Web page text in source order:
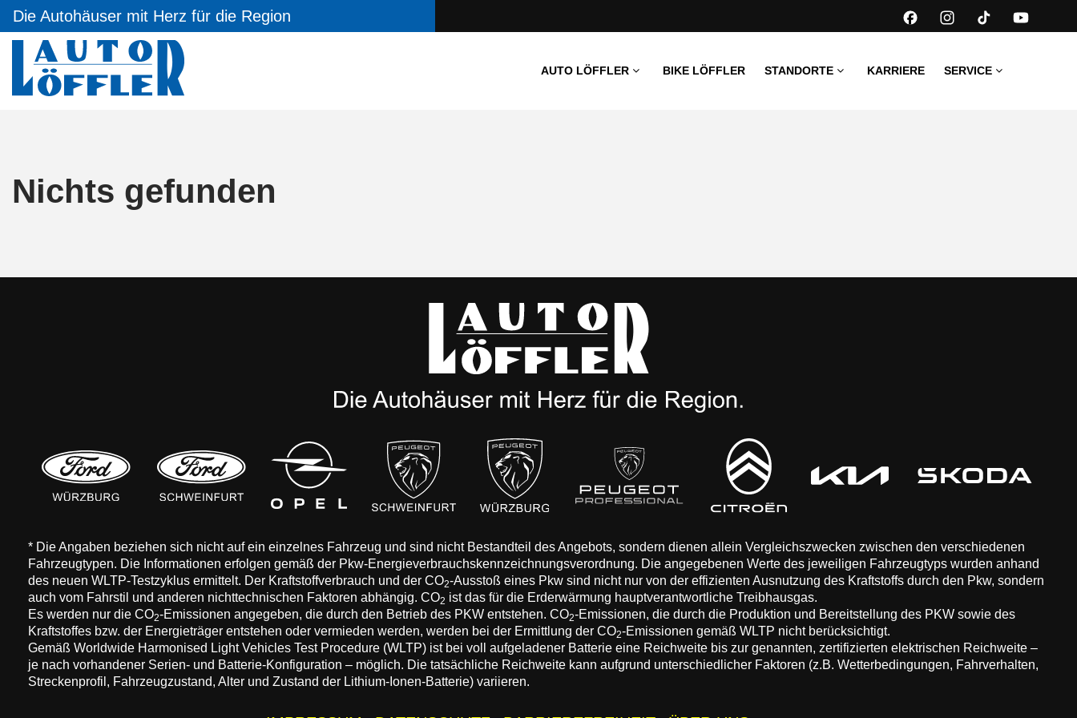
Die Autohäuser mit Herz für die Region
AUTO LÖFFLER BIKE LÖFFLER STANDORTE KARRIERE SERVICE
Nichts gefunden
* Die Angaben beziehen sich nicht auf ein einzelnes Fahrzeug und sind nicht Bestandteil des Angebots, sondern dienen allein Vergleichszwecken zwischen den verschiedenen
Fahrzeugtypen. Die Informationen erfolgen gemäß der Pkw-Energieverbrauchskennzeichnungsverordnung. Die angegebenen Werte des jeweiligen Fahrzeugtyps wurden anhand
des neuen WLTP-Testzyklus ermittelt. Der Kraftstoffverbrauch und der CO2-Ausstoß eines Pkw sind nicht nur von der effizienten Ausnutzung des Kraftstoffs durch den Pkw, sondern
auch vom Fahrstil und anderen nichttechnischen Faktoren abhängig. CO2 ist das für die Erderwärmung hauptverantwortliche Treibhausgas.
Es werden nur die CO2-Emissionen angegeben, die durch den Betrieb des PKW entstehen. CO2-Emissionen, die durch die Produktion und Bereitstellung des PKW sowie des
Kraftstoffes bzw. der Energieträger entstehen oder vermieden werden, werden bei der Ermittlung der CO2-Emissionen gemäß WLTP nicht berücksichtigt.
Gemäß Worldwide Harmonised Light Vehicles Test Procedure (WLTP) ist bei voll aufgeladener Batterie eine Reichweite bis zur genannten, zertifizierten elektrischen Reichweite –
je nach vorhandener Serien- und Batterie-Konfiguration – möglich. Die tatsächliche Reichweite kann aufgrund unterschiedlicher Faktoren (z.B. Wetterbedingungen, Fahrverhalten,
Streckenprofil, Fahrzeugzustand, Alter und Zustand der Lithium-Ionen-Batterie) variieren.